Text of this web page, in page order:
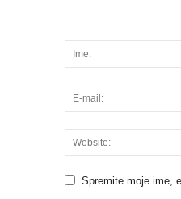
Spremite moje ime,